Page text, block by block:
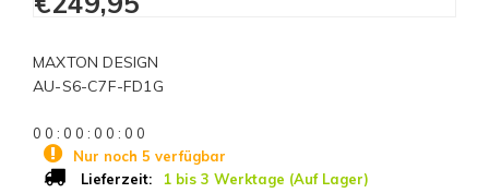
MAXTON DESIGN
AU-S6-C7F-FD1G
0 0 : 0 0 : 0 0 : 0 0
Nur noch 5 verfügbar
Lieferzeit:
1 bis 3 Werktage (Auf Lager)